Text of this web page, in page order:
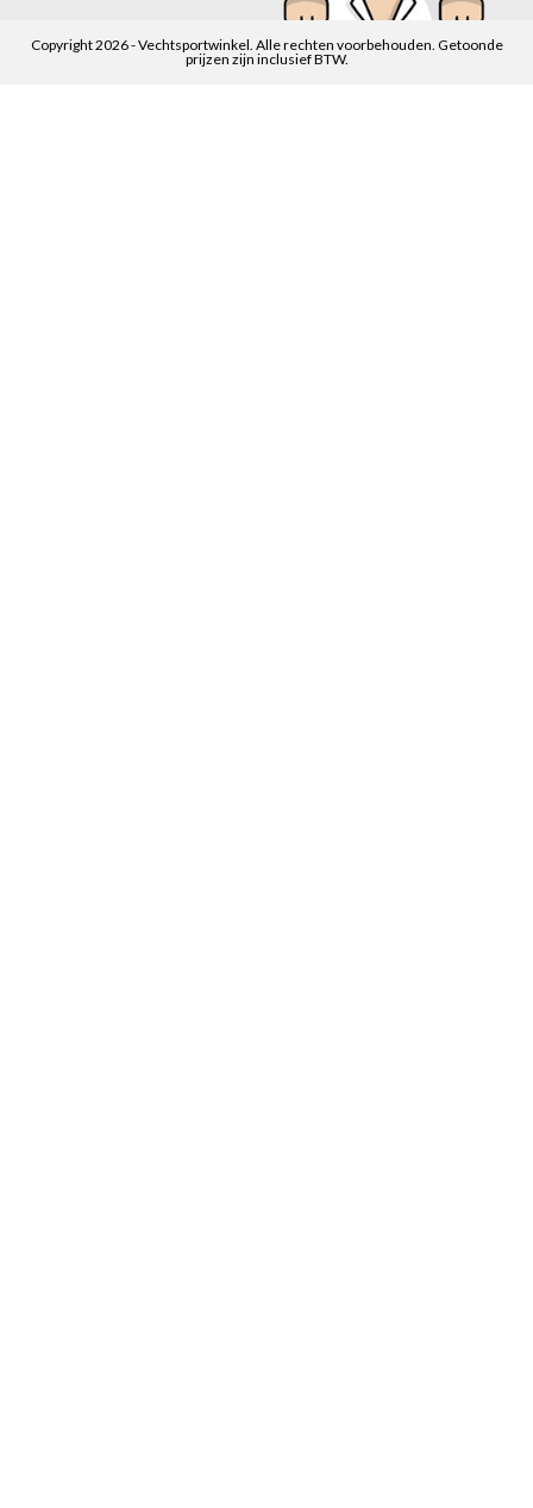
Copyright 2026 - Vechtsportwinkel. Alle rechten voorbehouden. Getoonde
prijzen zijn inclusief BTW.